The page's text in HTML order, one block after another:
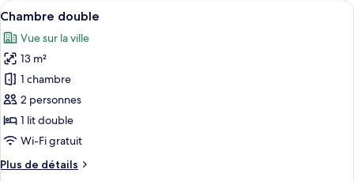
double
Afficher
toutes
les
photos
pour
ce
type
de
chambre :
Chambre
Une chambre à coucher avec un lit,
5
Chambre double
Vue sur la ville
13 m²
1 chambre
2 personnes
1 lit double
Wi-Fi gratuit
Plus de détails
Plus